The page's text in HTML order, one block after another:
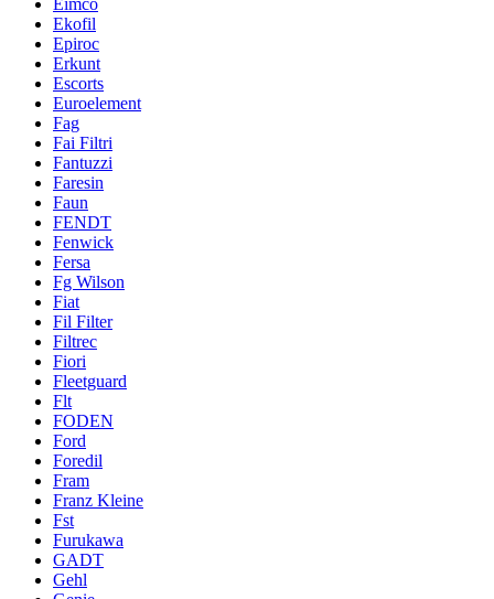
Eimco
Ekofil
Epiroc
Erkunt
Escorts
Euroelement
Fag
Fai Filtri
Fantuzzi
Faresin
Faun
FENDT
Fenwick
Fersa
Fg Wilson
Fiat
Fil Filter
Filtrec
Fiori
Fleetguard
Flt
FODEN
Ford
Foredil
Fram
Franz Kleine
Fst
Furukawa
GADT
Gehl